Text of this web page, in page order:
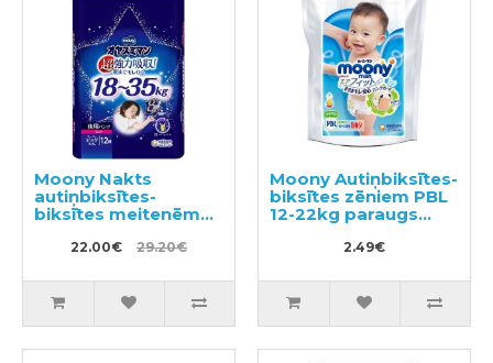
Moony Nakts
autiņbiksītes-
biksītes meitenēm
22.00€ 29.20€
Moony Autiņbiksītes-
biksītes zēniem PBL
12-22kg paraugs
2.49€